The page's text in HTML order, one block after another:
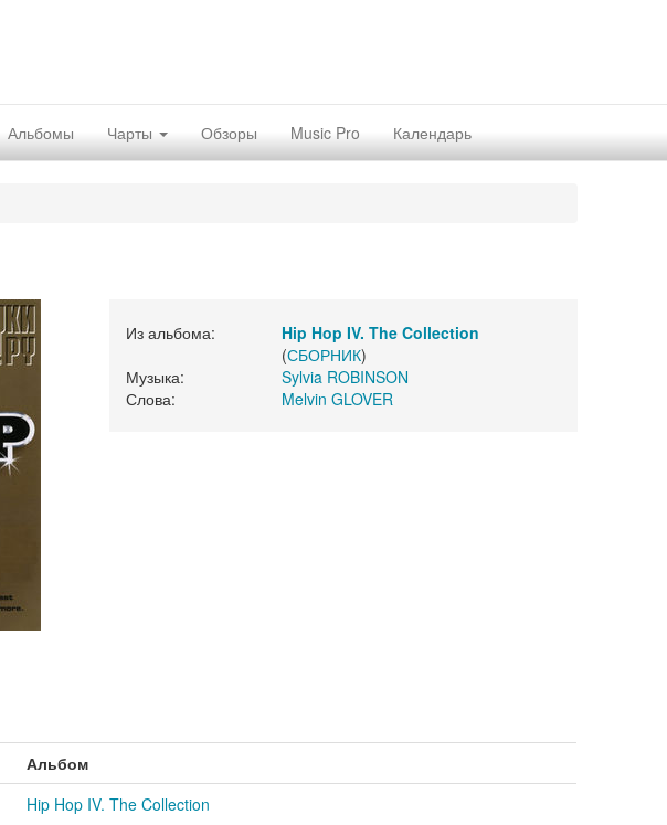
Альбомы Чарты Обзоры Music Pro Календарь
Из альбома:
Hip Hop IV. The Collection
(СБОРНИК)
Музыка:
Sylvia ROBINSON
Слова:
Melvin GLOVER
Альбом
Hip Hop IV. The Collection